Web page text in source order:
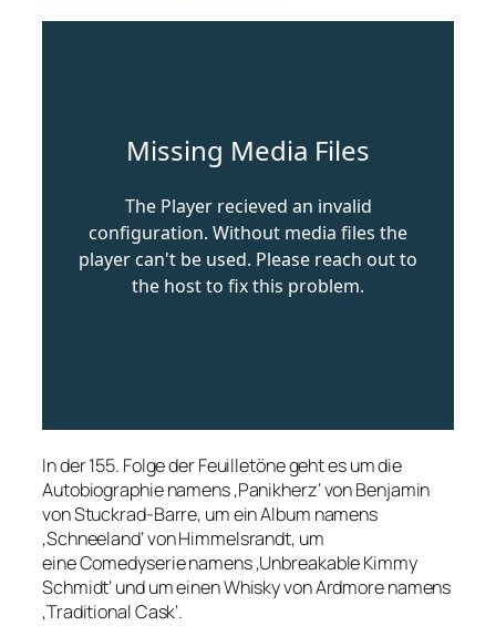
In der 155. Folge der Feuilletöne geht es um die
Autobiographie namens ‚Panikherz‘ von Benjamin
von Stuckrad-Barre, um ein Album namens
‚Schneeland‘ von Himmelsrandt, um
eine Comedyserie namens ‚Unbreakable Kimmy
Schmidt‘ und um einen Whisky von Ardmore namens
‚Traditional Cask‘.